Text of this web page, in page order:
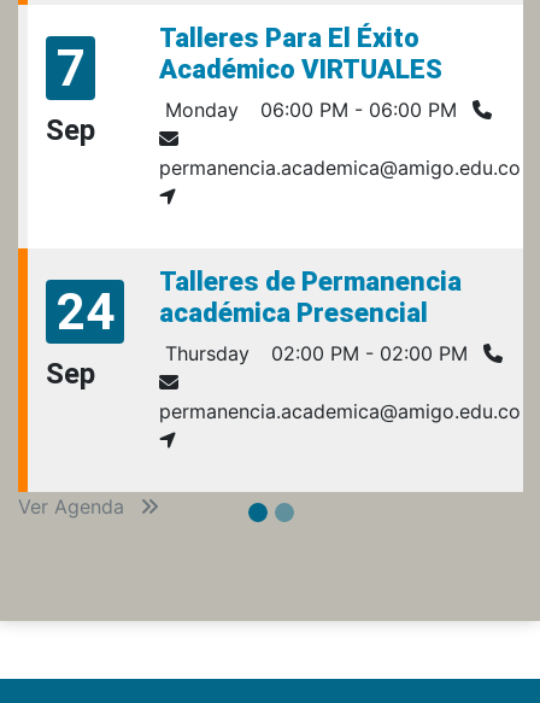
7
Sep
Talleres Para El Éxito
Académico VIRTUALES
Monday 06:00 PM - 06:00 PM
permanencia.academica@amigo.edu.co
24
Sep
Talleres de Permanencia
académica Presencial
Thursday 02:00 PM - 02:00 PM
permanencia.academica@amigo.edu.co
Ver Agenda